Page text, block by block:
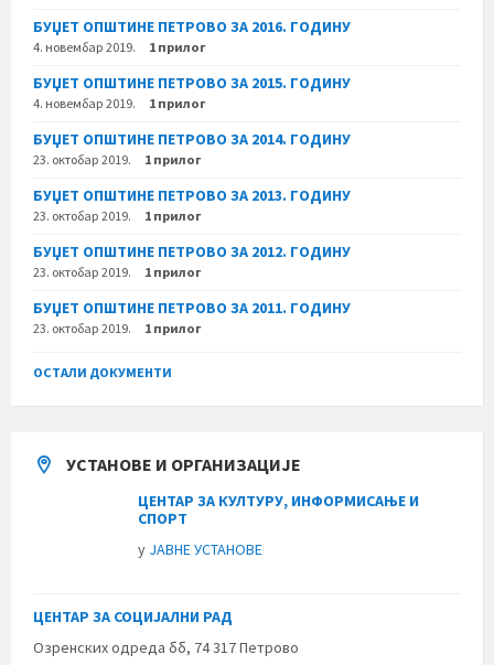
БУЏЕТ ОПШТИНЕ ПЕТРОВО ЗА 2016. ГОДИНУ
4. новембар 2019. 1 прилог
БУЏЕТ ОПШТИНЕ ПЕТРОВО ЗА 2015. ГОДИНУ
4. новембар 2019. 1 прилог
БУЏЕТ ОПШТИНЕ ПЕТРОВО ЗА 2014. ГОДИНУ
23. октобар 2019. 1 прилог
БУЏЕТ ОПШТИНЕ ПЕТРОВО ЗА 2013. ГОДИНУ
23. октобар 2019. 1 прилог
БУЏЕТ ОПШТИНЕ ПЕТРОВО ЗА 2012. ГОДИНУ
23. октобар 2019. 1 прилог
БУЏЕТ ОПШТИНЕ ПЕТРОВО ЗА 2011. ГОДИНУ
23. октобар 2019. 1 прилог
ОСТАЛИ ДОКУМЕНТИ
УСТАНОВЕ И ОРГАНИЗАЦИЈЕ
ЦЕНТАР ЗА КУЛТУРУ, ИНФОРМИСАЊЕ И
СПОРТ
у ЈАВНЕ УСТАНОВЕ
ЦЕНТАР ЗА СОЦИЈАЛНИ РАД
Озренских одреда бб, 74 317 Петрово